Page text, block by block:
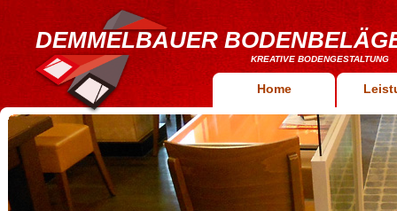
DEMMELBAUER
KREATIVE BODENGESTALTUNG
Home